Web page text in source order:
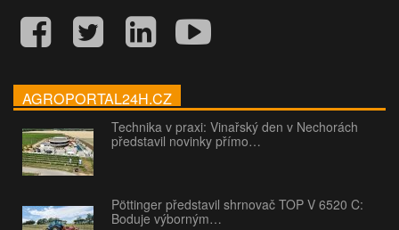
AGROPORTAL24H.CZ
Technika v praxi: Vinařský den v Nechorách
představil novinky přímo…
Pöttinger představil shrnovač TOP V 6520 C:
Boduje výborným…